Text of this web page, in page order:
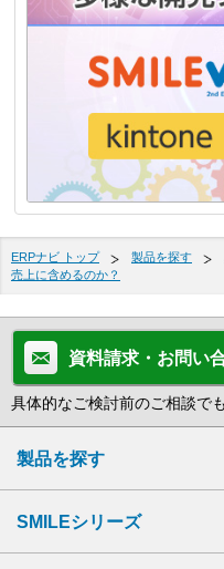
ERPナビ トップ 製品を探す
売上に含めるのか？
資料請求・お問い
具体的なご検討前のご相談で
製品を探す
SMILEシリーズ